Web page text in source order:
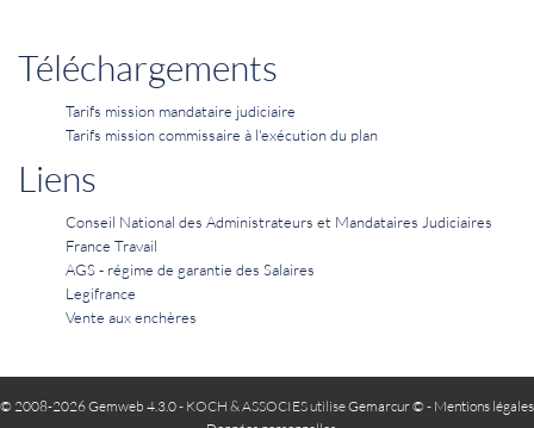
Téléchargements
Tarifs mission mandataire judiciaire
Tarifs mission commissaire à l'exécution du plan
Liens
Conseil National des Administrateurs et Mandataires Judiciaires
France Travail
AGS - régime de garantie des Salaires
Legifrance
Vente aux enchères
© 2008-2026 Gemweb 4.3.0- KOCH & ASSOCIES utiliseGemarcur © - Mentions légales